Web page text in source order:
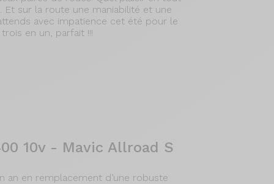
Et sur la route une maniabilité et une
avec impatience cet été pour le
en un, parfait !!!
10v - Mavic Allroad S
an en remplacement d’une robuste